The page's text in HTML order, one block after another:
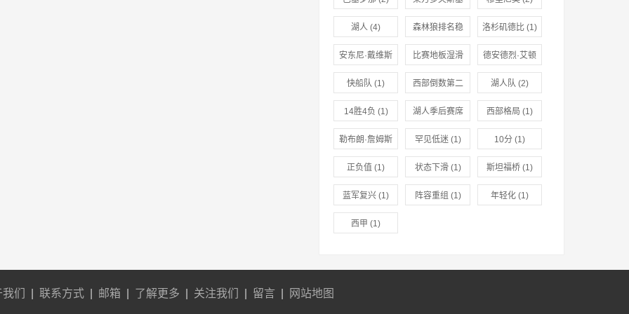
(2)
湖人 (4) 森林狼排名稳
固(1)
洛杉矶德比(1)
安东尼·戴维斯
复出(1)
比赛地板湿滑
(1)
德安德烈·艾顿
出战(1)
快船队 (1) 西部倒数第二
(1)
湖人队 (2)
14胜4负 (1) 湖人季后赛席
位 (1)
西部格局 (1)
勒布朗·詹姆斯
(1)
罕见低迷(1) 10分(1)
正负值 (1) 状态下滑(1) 斯坦福桥(1)
蓝军复兴 (1) 阵容重组 (1) 年轻化(1)
西甲 (1)
们 联系方式 邮箱 了解更多 关注我们 留言 网站地图